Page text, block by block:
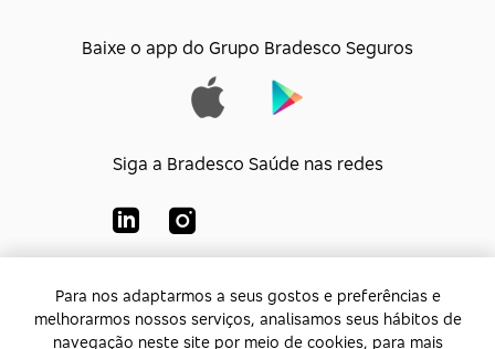
Para nos adaptarmos a seus gostos e preferências e
melhorarmos nossos serviços, analisamos seus hábitos de
navegação neste site por meio de cookies, para mais
Baixe o app do Grupo Bradesco Seguros
Siga a Bradesco Saúde nas redes
Bradesco Saúde S/A
CNPJ:92.693.118/0001-60
Para nos adaptarmos a seus gostos e preferências e
melhorarmos nossos serviços, analisamos seus hábitos de
navegação neste site por meio de cookies, para mais